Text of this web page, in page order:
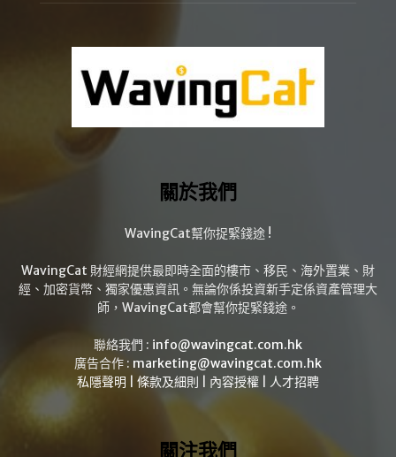
關於我們
WavingCat幫你捉緊錢途 !
WavingCat 財經網提供最即時全面的樓市、移民、海外置業、財
經、加密貨幣、獨家優惠資訊。無論你係投資新手定係資產管理大
師，WavingCat都會幫你捉緊錢途。
聯絡我們 : info@wavingcat.com.hk
廣告合作 : marketing@wavingcat.com.hk
私隱聲明
條款及細則 內容授權 人才招聘
關注我們